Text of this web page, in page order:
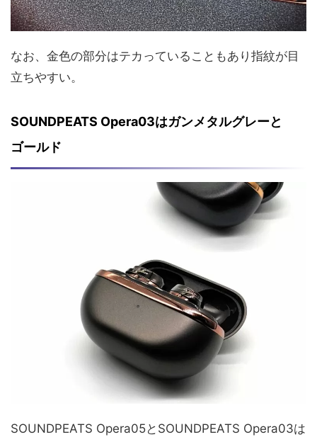
なお、金色の部分はテカっていることもあり指紋が目
立ちやすい。
SOUNDPEATS Opera03はガンメタルグレーと
ゴールド
SOUNDPEATS Opera05とSOUNDPEATS Opera03は